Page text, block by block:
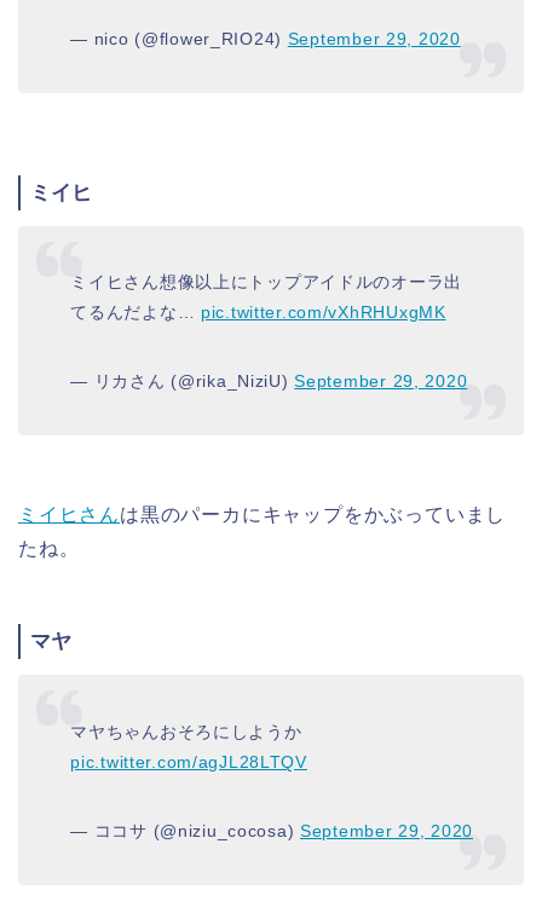
— nico (@flower_RIO24) September 29, 2020
ミイヒ
ミイヒさん想像以上にトップアイドルのオーラ出
てるんだよな… pic.twitter.com/vXhRHUxgMK
— リカさん (@rika_NiziU)September 29, 2020
ミイヒさんは黒のパーカにキャップをかぶっていまし
たね。
マヤ
マヤちゃんおそろにしようか
pic.twitter.com/agJL28LTQV
— ココサ (@niziu_cocosa)September 29, 2020